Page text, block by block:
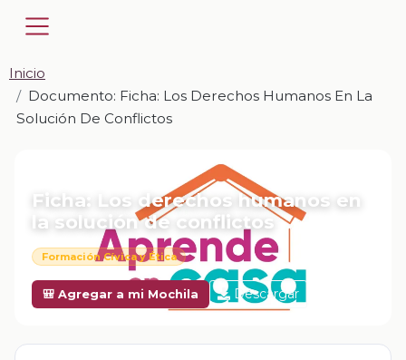
Inicio
Documento: Ficha: Los Derechos Humanos En La
Solución De Conflictos
Ficha: Los derechos humanos en
la solución de conflictos
Formación Cívica y Ética
🎒 Agregar a mi Mochila Descargar